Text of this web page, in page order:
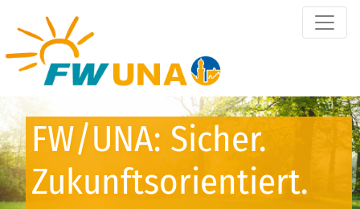
FW/UNA: Sicher.
Zukunftsorientiert.